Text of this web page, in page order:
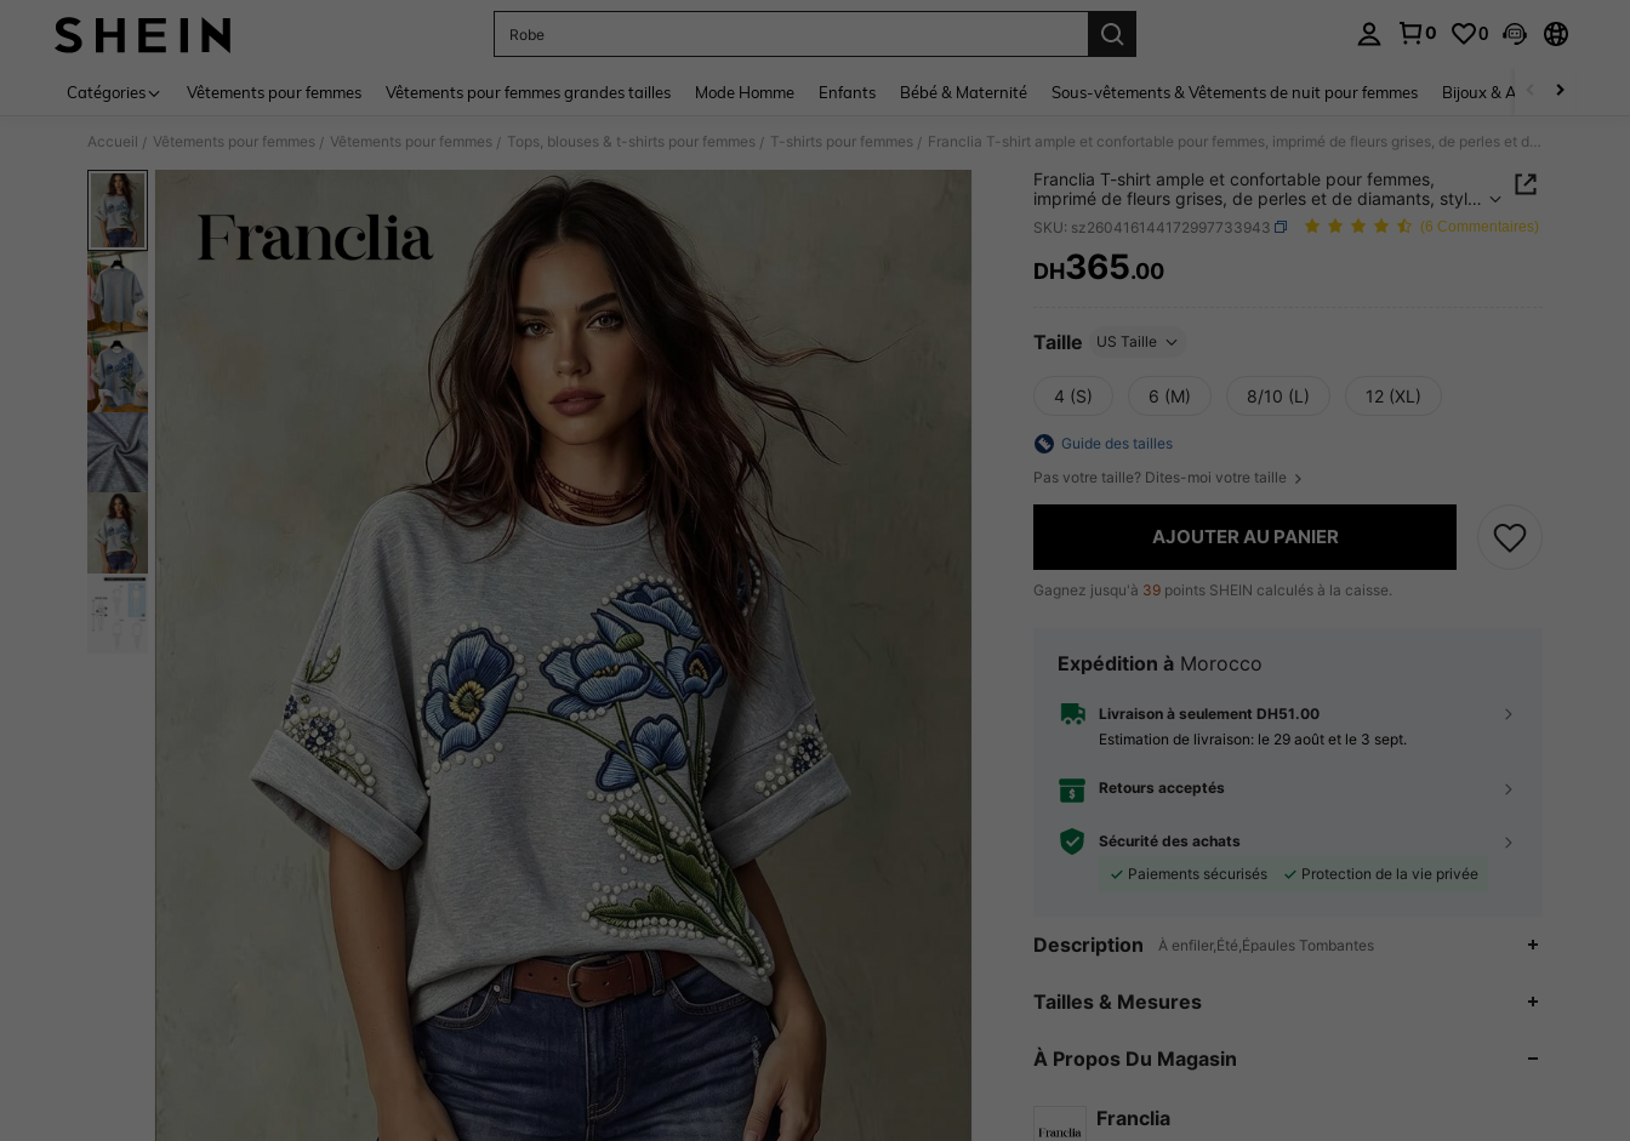
Robe
0 0
Catégories Vêtements pour femmes Vêtements pour femmes grandes tailles Mode Homme Enfants Bébé & Maternité Sous-vêtements & Vêtements de nuit pour femmes Bijoux & Accessoires pour
Accueil / Vêtements pour femmes / Vêtements pour femmes / Tops, blouses & t-shirts pour femmes / T-shirts pour femmes / Franclia T-shirt ample et confortable pour femmes, imprimé de fleurs grises, de perles et de diamants, style unique pour les vacances d'été
Franclia T-shirt ample et confortable pour femmes,
imprimé de fleurs grises, de perles et de diamants, style
unique pour les vacances d'été
SKU: sz260416144172997733943 (6 Commentaires)
PRICE AND AVAILABILITY
DH365.00
Taille US Taille
4 (S) 6 (M) 8/10 (L) 12 (XL)
Guide des tailles
Pas votre taille? Dites-moi votre taille
AJOUTER AU PANIER
Gagnez jusqu'à 39 points SHEIN calculés à la caisse.
Expédition à Morocco
Livraison à seulement DH51.00
Estimation de livraison: le 29 août et le 3 sept.
Retours acceptés
Sécurité des achats
Paiements sécurisés
Protection de la vie privée
Description À enfiler,Été,Épaules Tombantes
Tailles & Mesures
À Propos Du Magasin
Franclia
4.78